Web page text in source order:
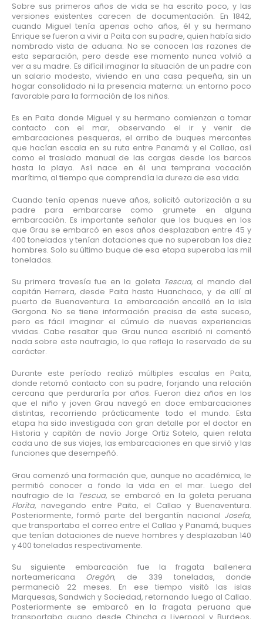
Sobre sus primeros años de vida se ha escrito poco, y las
versiones existentes carecen de documentación. En 1842,
cuando Miguel tenía apenas ocho años, él y su hermano
Enrique se fueron a vivir a Paita con su padre, quien había sido
nombrado vista de aduana. No se conocen las razones de
esta separación, pero desde ese momento nunca volvió a
ver a su madre. Es difícil imaginar la situación de un padre con
un salario modesto, viviendo en una casa pequeña, sin un
hogar consolidado ni la presencia materna: un entorno poco
favorable para la formación de los niños.
Es en Paita donde Miguel y su hermano comienzan a tomar
contacto con el mar, observando el ir y venir de
embarcaciones pesqueras, el arribo de buques mercantes
que hacían escala en su ruta entre Panamá y el Callao, así
como el traslado manual de las cargas desde los barcos
hasta la playa. Así nace en él una temprana vocación
marítima, al tiempo que comprendía la dureza de esa vida.
Cuando tenía apenas nueve años, solicitó autorización a su
padre para embarcarse como grumete en alguna
embarcación. Es importante señalar que los buques en los
que Grau se embarcó en esos años desplazaban entre 45 y
400 toneladas y tenían dotaciones que no superaban los diez
hombres. Solo su último buque de esa etapa superaba las mil
toneladas.
Su primera travesía fue en la goleta Tescua, al mando del
capitán Herrera, desde Paita hasta Huanchaco, y de allí al
puerto de Buenaventura. La embarcación encalló en la isla
Gorgona. No se tiene información precisa de este suceso,
pero es fácil imaginar el cúmulo de nuevas experiencias
vividas. Cabe resaltar que Grau nunca escribió ni comentó
nada sobre este naufragio, lo que refleja lo reservado de su
carácter.
Durante este período realizó múltiples escalas en Paita,
donde retomó contacto con su padre, forjando una relación
cercana que perduraría por años. Fueron diez años en los
que el niño y joven Grau navegó en doce embarcaciones
distintas, recorriendo prácticamente todo el mundo. Esta
etapa ha sido investigada con gran detalle por el doctor en
Historia y capitán de navío Jorge Ortiz Sotelo, quien relata
cada uno de sus viajes, las embarcaciones en que sirvió y las
funciones que desempeñó.
Grau comenzó una formación que, aunque no académica, le
permitió conocer a fondo la vida en el mar. Luego del
naufragio de la Tescua, se embarcó en la goleta peruana
Florita, navegando entre Paita, el Callao y Buenaventura.
Posteriormente, formó parte del bergantín nacional Josefa,
que transportaba el correo entre el Callao y Panamá, buques
que tenían dotaciones de nueve hombres y desplazaban 140
y 400 toneladas respectivamente.
Su siguiente embarcación fue la fragata ballenera
norteamericana Oregón, de 339 toneladas, donde
permaneció 22 meses. En ese tiempo visitó las islas
Marquesas, Sandwich y Sociedad, retornando luego al Callao.
Posteriormente se embarcó en la fragata peruana que